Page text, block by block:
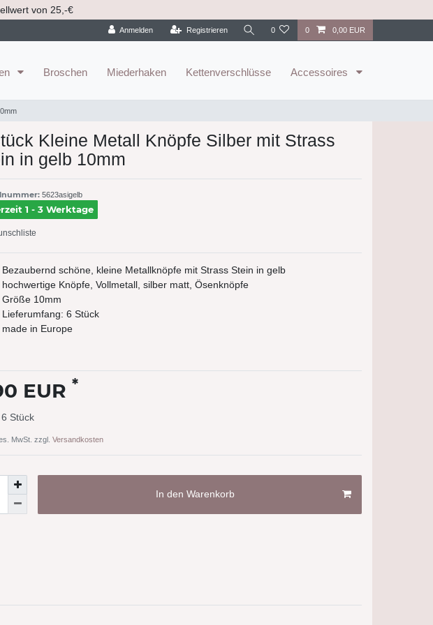
von 25,-€
Anmelden Registrieren 0 0 0,00 EUR
Broschen Miederhaken Kettenverschlüsse Accessoires
Kleine Metall Knöpfe Silber mit Strass
in gelb 10mm
5623asigelb
1 - 3 Werktage
Bezaubernd schöne, kleine Metallknöpfe mit Strass Stein in gelb
hochwertige Knöpfe, Vollmetall, silber matt, Ösenknöpfe
Größe 10mm
Lieferumfang: 6 Stück
made in Europe
EUR *
6 Stück
MwSt. zzgl. Versandkosten
In den Warenkorb